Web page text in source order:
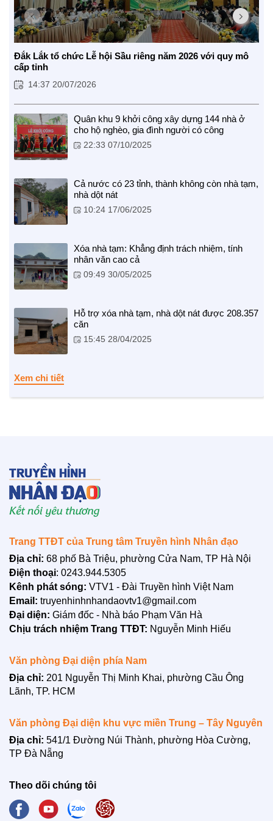
BẠN ĐỌC
LIÊN HỆ
Đắk Lắk tổ chức Lễ hội Sầu riêng năm 2026 với quy mô
cấp tỉnh
14:37 20/07/2026
Quân khu 9 khởi công xây dựng 144 nhà ở
cho hộ nghèo, gia đình người có công
22:33 07/10/2025
Cả nước có 23 tỉnh, thành không còn nhà tạm,
nhà dột nát
10:24 17/06/2025
Xóa nhà tạm: Khẳng định trách nhiệm, tính
nhân văn cao cả
09:49 30/05/2025
Hỗ trợ xóa nhà tạm, nhà dột nát được 208.357
căn
15:45 28/04/2025
Xem chi tiết
Trang TTĐT của Trung tâm Truyền hình Nhân đạo
Địa chỉ: 68 phố Bà Triệu, phường Cửa Nam, TP Hà Nội
Điện thoại: 0243.944.5305
Kênh phát sóng: VTV1 - Đài Truyền hình Việt Nam
Email: truyenhinhnhandaovtv1@gmail.com
Đại diện: Giám đốc - Nhà báo Phạm Văn Hà
Chịu trách nhiệm Trang TTĐT: Nguyễn Minh Hiếu
Văn phòng Đại diện phía Nam
Địa chỉ: 201 Nguyễn Thị Minh Khai, phường Cầu Ông
Lãnh, TP. HCM
Văn phòng Đại diện khu vực miền Trung – Tây Nguyên
Địa chỉ: 541/1 Đường Núi Thành, phường Hòa Cường,
TP Đà Nẵng
Theo dõi chúng tôi